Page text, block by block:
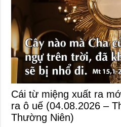
Cái từ miệng xuất ra
ra ô uế (04.08.2026 –
Thường Niên)